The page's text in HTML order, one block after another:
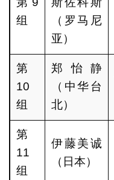
组
（罗马尼
亚）
第
10
组
郑怡静
（中华台
北）
第
11
组
伊藤美诚
（日本）